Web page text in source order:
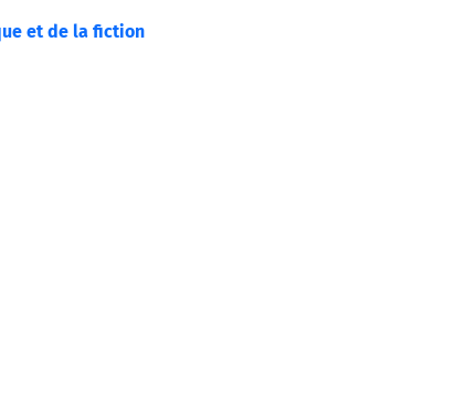
et de la fiction